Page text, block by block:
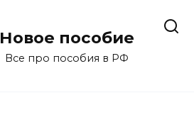
Новое пособие
Все про пособия в РФ